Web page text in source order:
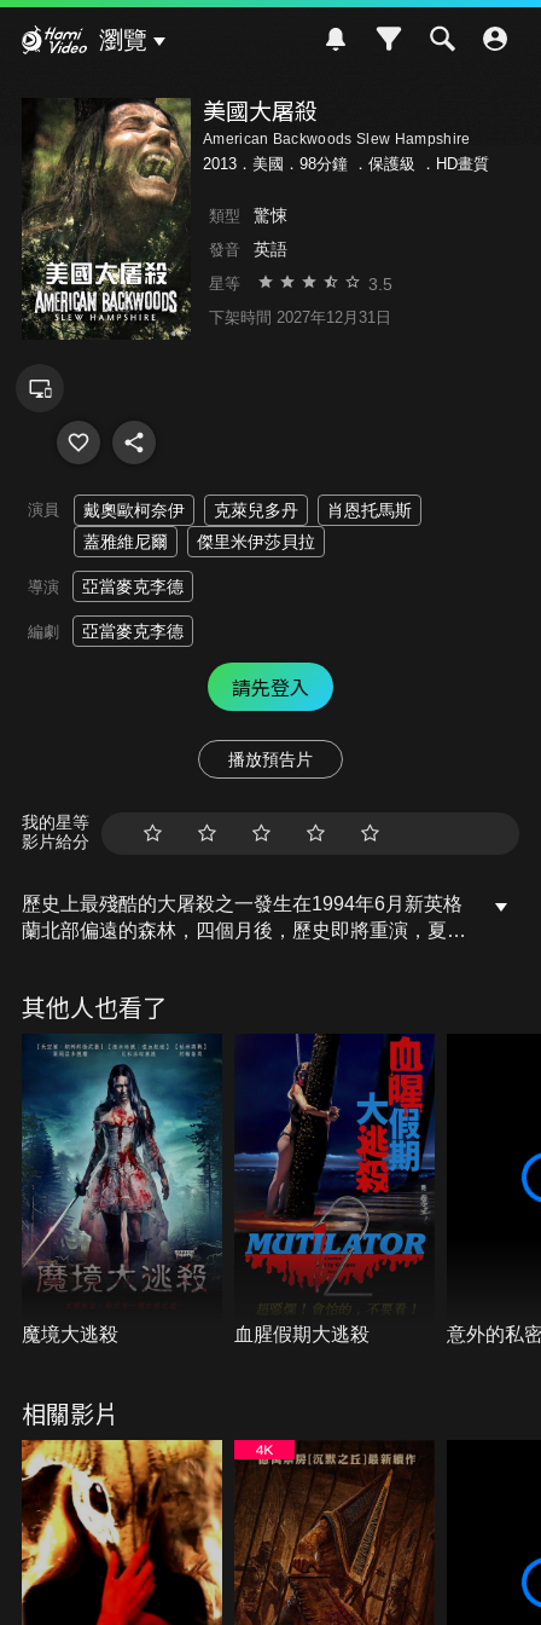
瀏覽
美國大屠殺
American Backwoods Slew Hampshire
2013．美國．98分鐘 ． 保護級 ．HD畫質
類型 驚悚
發音 英語
星等 3.5
下架時間 2027年12月31日
演員 戴奧歐柯奈伊 克萊兒多丹
肖恩托馬斯
蓋雅維尼爾
傑里米伊莎貝拉
導演 亞當麥克李德
編劇 亞當麥克李德
請先登入
播放預告片
我的星等
影片給分
歷史上最殘酷的大屠殺之一發生在1994年6月新英格
蘭北部偏遠的森林，四個月後，歷史即將重演，夏末
一個放縱的周末時，因為這場周末儀式註定會以可怕
的結局收場，當他們發現自己被捲入一場與邪惡的狩
獵隊、嗜血的部落及一頭神話怪獸的生存之戰時，這
或許將成為他們人生的最後一個週末。
其他人也看了
魔境大逃殺 血腥假期大逃殺 意外的私
相關影片